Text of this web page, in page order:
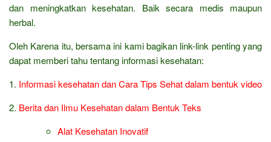
dan meningkatkan kesehatan. Baik secara medis maupun
herbal.
Oleh Karena itu, bersama ini kami bagikan link-link penting yang
dapat memberi tahu tentang informasi kesehatan:
1. Informasi kesehatan dan Cara Tips Sehat dalam bentuk video
2. Berita dan Ilmu Kesehatan dalam Bentuk Teks
Alat Kesehatan Inovatif